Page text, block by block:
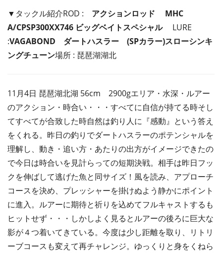
▼タックル紹介ROD : アクションロッド MHC
A/CPSP300XX746 ビッグベイトスペシャル
LURE
:VAGABOND ダートハスラー (SPカラー)スローシンキ
ングチューン場所 : 琵琶湖湖北
11月4日 琵琶湖北湖 56cm 2900gエリア・水深・ルアー
のアクション・時合い・・・すべてに自信が持てる時そし
てすべてが合致した時自然は釣り人に『感動』という答え
をくれる。昨日の釣りでダートハスラーのポテンシャルを
理解し、動き・追い方・あたりの出方がイメージできたの
で今日は時合いを見計らっての短期決戦。相手は昨日フッ
クを伸ばして逃げた魚と同サイズ！風を読み、アプローチ
コースを決め、プレッシャーを掛けぬよう静かにポイント
に進入。ルアーに期待と祈りを込めてフルキャストするも
ヒットせず・・・しかしよく見るとルアーの後ろに巨大な
影が４つ着いてきている。今度は少し距離を取り、リトリ
ーブコースも変えて再チャレンジ。ゆっくりと身をくねら